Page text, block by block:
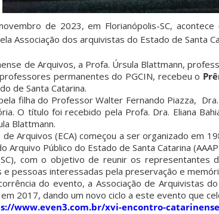
de 2023, em Florianópolis-SC,
Associação dos arquivistas do Estado de Santa
de Arquivos, a Profa. Úrsula Blattmann,
permanentes do PGCIN, recebeu o
de Santa Catarina.
filha do Professor Walter Fernando Piazza,
O título foi recebido pela Profa. Dra. Eliana
Blattmann.
Arquivos (ECA) começou a ser organizado em
Arquivo Público do Estado de Santa Catarina
com o objetivo de reunir os representantes
e pessoas interessadas pela preservação e
do evento, a Associação de Arquivistas do
2017, dando um novo ciclo a este evento que
www.even3.com.br/xvi-encontro-